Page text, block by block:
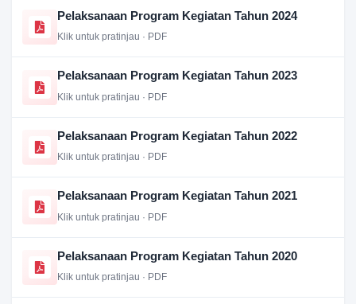
Pelaksanaan Program Kegiatan Tahun 2024
Klik untuk pratinjau · PDF
Pelaksanaan Program Kegiatan Tahun 2023
Klik untuk pratinjau · PDF
Pelaksanaan Program Kegiatan Tahun 2022
Klik untuk pratinjau · PDF
Pelaksanaan Program Kegiatan Tahun 2021
Klik untuk pratinjau · PDF
Pelaksanaan Program Kegiatan Tahun 2020
Klik untuk pratinjau · PDF